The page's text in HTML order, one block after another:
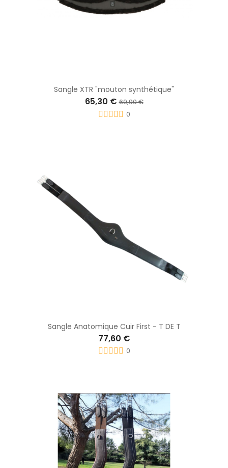
Sangle XTR "mouton synthétique"
65,30 €69,90 €
0
Sangle Anatomique Cuir First - T DE T
77,60 €
0